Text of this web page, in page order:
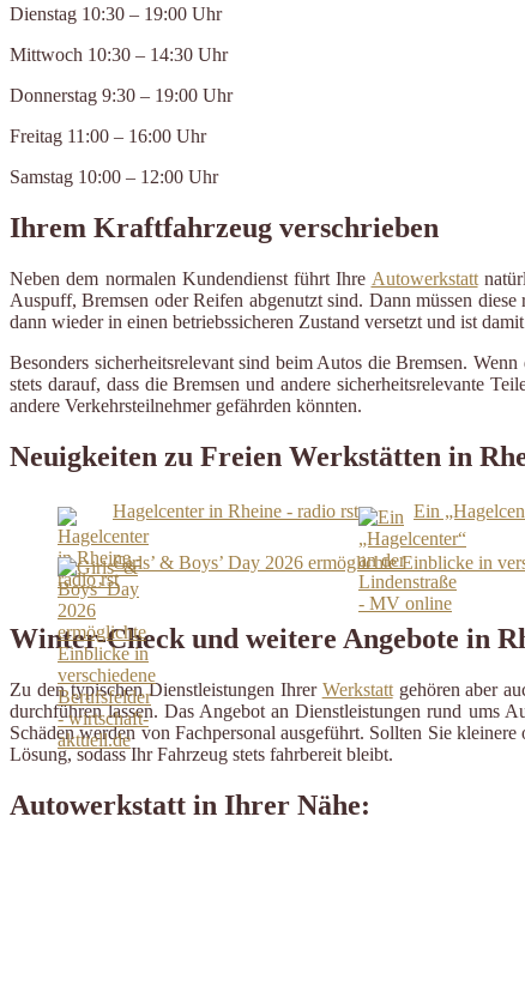
Dienstag 10:30 – 19:00 Uhr
Mittwoch 10:30 – 14:30 Uhr
Donnerstag 9:30 – 19:00 Uhr
Freitag 11:00 – 16:00 Uhr
Samstag 10:00 – 12:00 Uhr
Ihrem Kraftfahrzeug verschrieben
Neben dem normalen Kundendienst führt Ihre Autowerkstatt
Auspuff, Bremsen oder Reifen abgenutzt sind. Dann müssen
dann wieder in einen betriebssicheren Zustand versetzt und ist
Besonders sicherheitsrelevant sind beim Autos die Bremsen.
stets darauf, dass die Bremsen und andere sicherheitsrelevante
andere Verkehrsteilnehmer gefährden könnten.
Neuigkeiten zu Freien Werkstätten in
Hagelcenter in Rheine - radio rst Ein
Girls’ & Boys’ Day 2026 ermöglichte Einblicke in
Winter-Check und weitere Angebote in
Zu den typischen Dienstleistungen Ihrer Werkstattgehören aber
durchführen lassen. Das Angebot an Dienstleistungen rund ums
Schäden werden von Fachpersonal ausgeführt. Sollten Sie
Lösung, sodass Ihr Fahrzeug stets fahrbereit bleibt.
Autowerkstatt in Ihrer Nähe: